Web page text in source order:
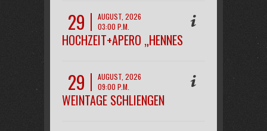
29
AUGUST, 2026
03:00 P.M.
HOCHZEIT+APERO „HENNES
29
AUGUST, 2026
09:00 P.M.
WEINTAGE SCHLIENGEN